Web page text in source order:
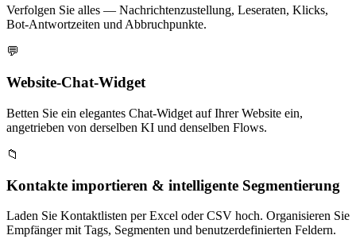
Verfolgen Sie alles — Nachrichtenzustellung, Leseraten, Klicks,
Bot-Antwortzeiten und Abbruchpunkte.
💬
Website-Chat-Widget
Betten Sie ein elegantes Chat-Widget auf Ihrer Website ein,
angetrieben von derselben KI und denselben Flows.
📁
Kontakte importieren & intelligente Segmentierung
Laden Sie Kontaktlisten per Excel oder CSV hoch. Organisieren Sie
Empfänger mit Tags, Segmenten und benutzerdefinierten Feldern.